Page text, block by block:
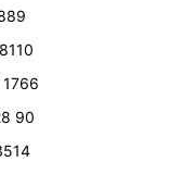
90